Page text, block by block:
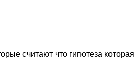
считают что гипотеза